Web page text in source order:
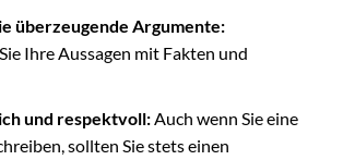
überzeugende Argumente:
Ihre Aussagen mit Fakten und
und respektvoll:Auch wenn Sie eine
sollten Sie stets einen